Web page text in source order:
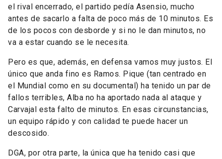
el rival encerrado, el partido pedía Asensio, mucho
antes de sacarlo a falta de poco más de 10 minutos. Es
de los pocos con desborde y si no le dan minutos, no
va a estar cuando se le necesita.
Pero es que, además, en defensa vamos muy justos. El
único que anda fino es Ramos. Pique (tan centrado en
el Mundial como en su documental) ha tenido un par de
fallos terribles, Alba no ha aportado nada al ataque y
Carvajal esta falto de minutos. En esas circunstancias,
un equipo rápido y con calidad te puede hacer un
descosido.
DGA, por otra parte, la única que ha tenido casi que